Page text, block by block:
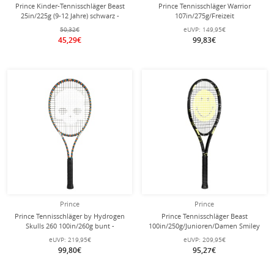
Prince Kinder-Tennisschläger Beast
25in/225g (9-12 Jahre) schwarz -
50,32€
45,29€
Prince Tennisschläger Warrior
107in/275g/Freizeit
eUVP: 149,95€
99,83€
Prince
Prince Tennisschläger by Hydrogen
Skulls 260 100in/260g bunt -
eUVP: 219,95€
99,80€
Prince
Prince Tennisschläger Beast
100in/250g/Junioren/Damen Smiley
eUVP: 209,95€
95,27€